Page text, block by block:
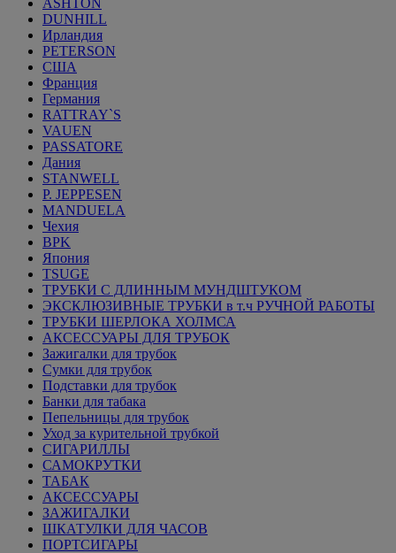
DUNHILL
Ирландия
PETERSON
США
Франция
Германия
RATTRAY`S
VAUEN
PASSATORE
Дания
STANWELL
P. JEPPESEN
MANDUELA
Чехия
BPK
Япония
TSUGE
ТРУБКИ С ДЛИННЫМ МУНДШТУКОМ
ЭКСКЛЮЗИВНЫЕ ТРУБКИ в т.ч РУЧНОЙ РАБОТЫ
ТРУБКИ ШЕРЛОКА ХОЛМСА
АКСЕССУАРЫ ДЛЯ ТРУБОК
Зажигалки для трубок
Сумки для трубок
Подставки для трубок
Банки для табака
Пепельницы для трубок
Уход за курительной трубкой
СИГАРИЛЛЫ
САМОКРУТКИ
ТАБАК
АКСЕССУАРЫ
ЗАЖИГАЛКИ
ШКАТУЛКИ ДЛЯ ЧАСОВ
ПОРТСИГАРЫ